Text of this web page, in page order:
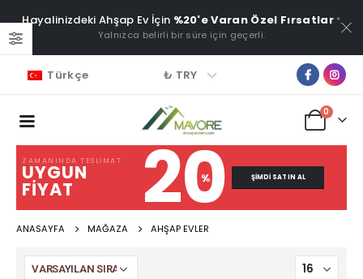
Hayalinizdeki Ahşap Ev İçin %20'e Varan Özel Fırsatlar *
Yalnızca belirli bir süre için geçerli.
Türkçe ₺ TRY
0
ZAMANINDA TESLIMAT
UYGUN
FIYAT 20
% ŞIMDI SATIN AL
ANASAYFA MAĞAZA AHŞAP EVLER